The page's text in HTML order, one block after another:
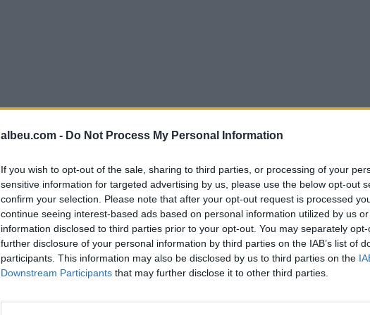
albeu.com - Do Not Process My Personal Information
If you wish to opt-out of the sale, sharing to third parties, or processing of your
sensitive information for targeted advertising by us, please use the below opt-out
confirm your selection. Please note that after your opt-out request is processed
continue seeing interest-based ads based on personal information utilized by us
information disclosed to third parties prior to your opt-out. You may separately
further disclosure of your personal information by third parties on the IAB’s list of
participants. This information may also be disclosed by us to third parties on the
Downstream Participants that may further disclose it to other third parties.